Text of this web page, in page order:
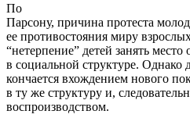
По
Парсону, причина протеста
ее противостояния миру
“нетерпение” детей занять место
в социальной структуре. Однако
кончается вхождением нового
в ту же структуру и,
воспроизводством.